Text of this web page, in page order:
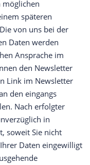
späteren
von uns bei der
Daten werden
Ansprache im
den Newsletter
Link im Newsletter
den eingangs
Nach erfolgter
in
soweit Sie nicht
Daten eingewilligt